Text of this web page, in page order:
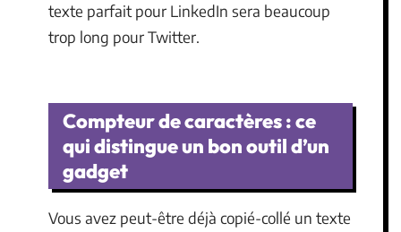
texte parfait pour LinkedIn sera beaucoup
trop long pour Twitter.
Compteur de caractères : ce
qui distingue un bon outil d’un
gadget
Vous avez peut-être déjà copié-collé un texte